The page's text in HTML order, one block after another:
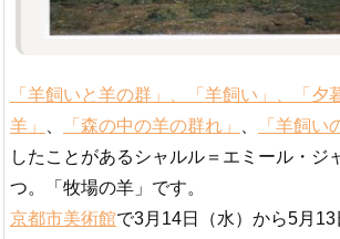
「羊飼いと羊の群」、「羊飼い」、「夕
羊」
「森の中の羊の群れ」 「羊飼い
したことがあるシャルル＝エミール・ジ
つ。「牧場の羊」です。
京都市美術館で3月14日（水）から5月